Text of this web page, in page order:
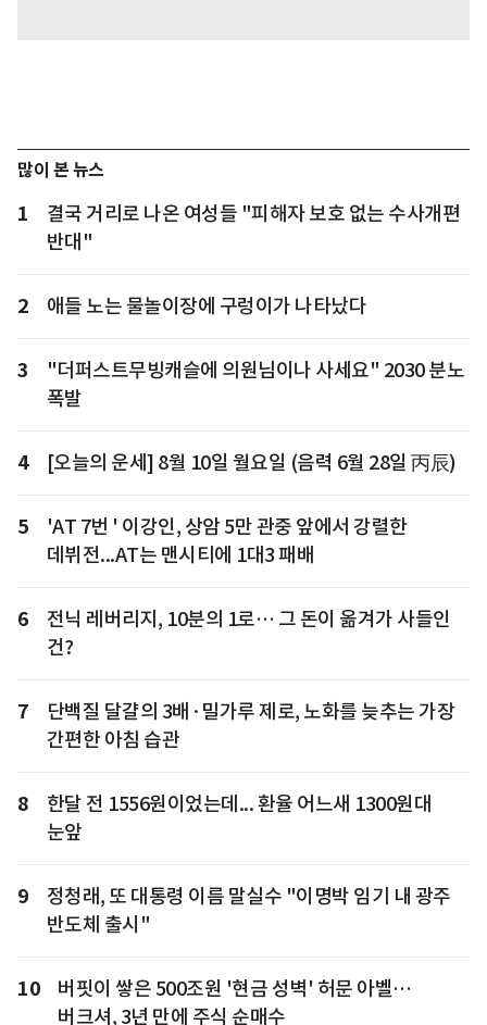
많이 본 뉴스
1
결국 거리로 나온 여성들 "피해자 보호 없는 수사개편
반대"
2 애들 노는 물놀이장에 구렁이가 나타났다
3
"더퍼스트무빙캐슬에 의원님이나 사세요" 2030 분노
폭발
4 [오늘의 운세] 8월 10일 월요일 (음력 6월 28일 丙辰)
5
'AT 7번 ' 이강인, 상암 5만 관중 앞에서 강렬한
데뷔전...AT는 맨시티에 1대3 패배
6
전닉 레버리지, 10분의 1로… 그 돈이 옮겨가 사들인
건?
7
단백질 달걀의 3배·밀가루 제로, 노화를 늦추는 가장
간편한 아침 습관
8
한달 전 1556원이었는데... 환율 어느새 1300원대
눈앞
9
정청래, 또 대통령 이름 말실수 "이명박 임기 내 광주
반도체 출시"
10
버핏이 쌓은 500조원 '현금 성벽' 허문 아벨…
버크셔, 3년 만에 주식 순매수